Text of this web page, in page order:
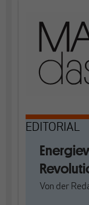
EDITORIAL
Von der